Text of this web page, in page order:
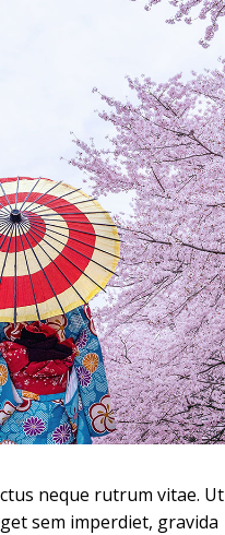
neque rutrum vitae. Ut
sem imperdiet, gravida